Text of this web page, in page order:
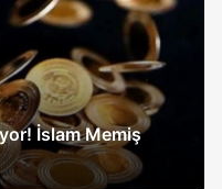
İslam Memiş